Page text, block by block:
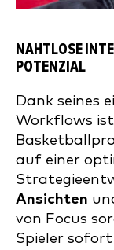
NAHTLOSE
POTENZIAL
Dank seines
Workflows
auf einer
Ansichten
von Focus
Spieler